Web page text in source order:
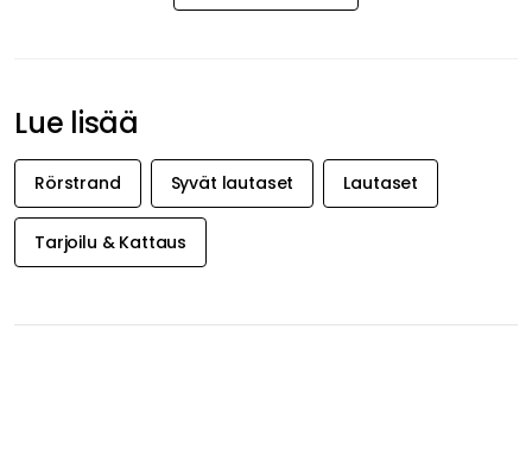
Lue lisää
Rörstrand Syvät lautaset Lautaset
Tarjoilu & Kattaus